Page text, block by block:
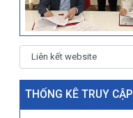
THỐNG KÊ TRUY CẬP